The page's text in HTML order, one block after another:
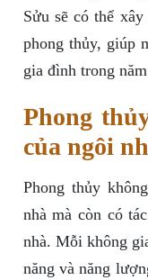
Sửu sẽ có thể
phong thủy, giúp
gia đình trong
Phong
của ngôi
Phong thủy
nhà mà còn có
nhà. Mỗi không
năng và năng